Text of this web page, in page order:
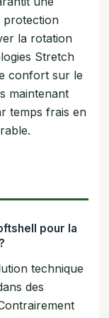
protection
la rotation
Stretch
confort sur le
maintenant
temps frais en
pour la
technique
des